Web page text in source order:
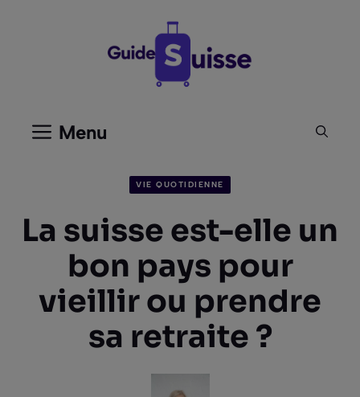
Menu
VIE QUOTIDIENNE
La suisse est-elle un
bon pays pour
vieillir ou prendre
sa retraite ?